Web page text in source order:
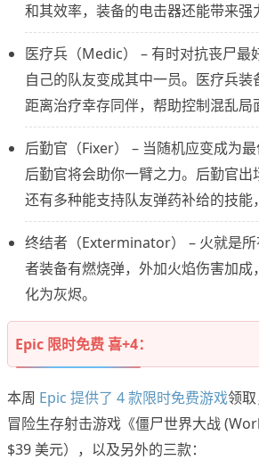
和其效率，装备的电击器还能带来强
医疗兵（Medic） – 有时对抗丧尸最
自己的队友变成其中一员。医疗兵
距离治疗幸存同伴，帮助控制混乱局
后勤官（Fixer） – 当随机应变成为最
后勤官将会助你一臂之力。后勤官出
还有多种能支持队友弹药补给的技能
终结者（Exterminator） – 火就是
者装备有燃烧弹，外加火焰伤害加成
化为灰烬。
Epic 限时免费 喜+4：
本周 Epic 提供了 4 款限时免费游戏领
冒险生存射击游戏《僵尸世界大战
$39 美元），以及另外的三款：